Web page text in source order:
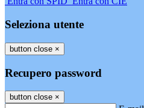
Seleziona utente
button close ×
Recupero password
button close ×